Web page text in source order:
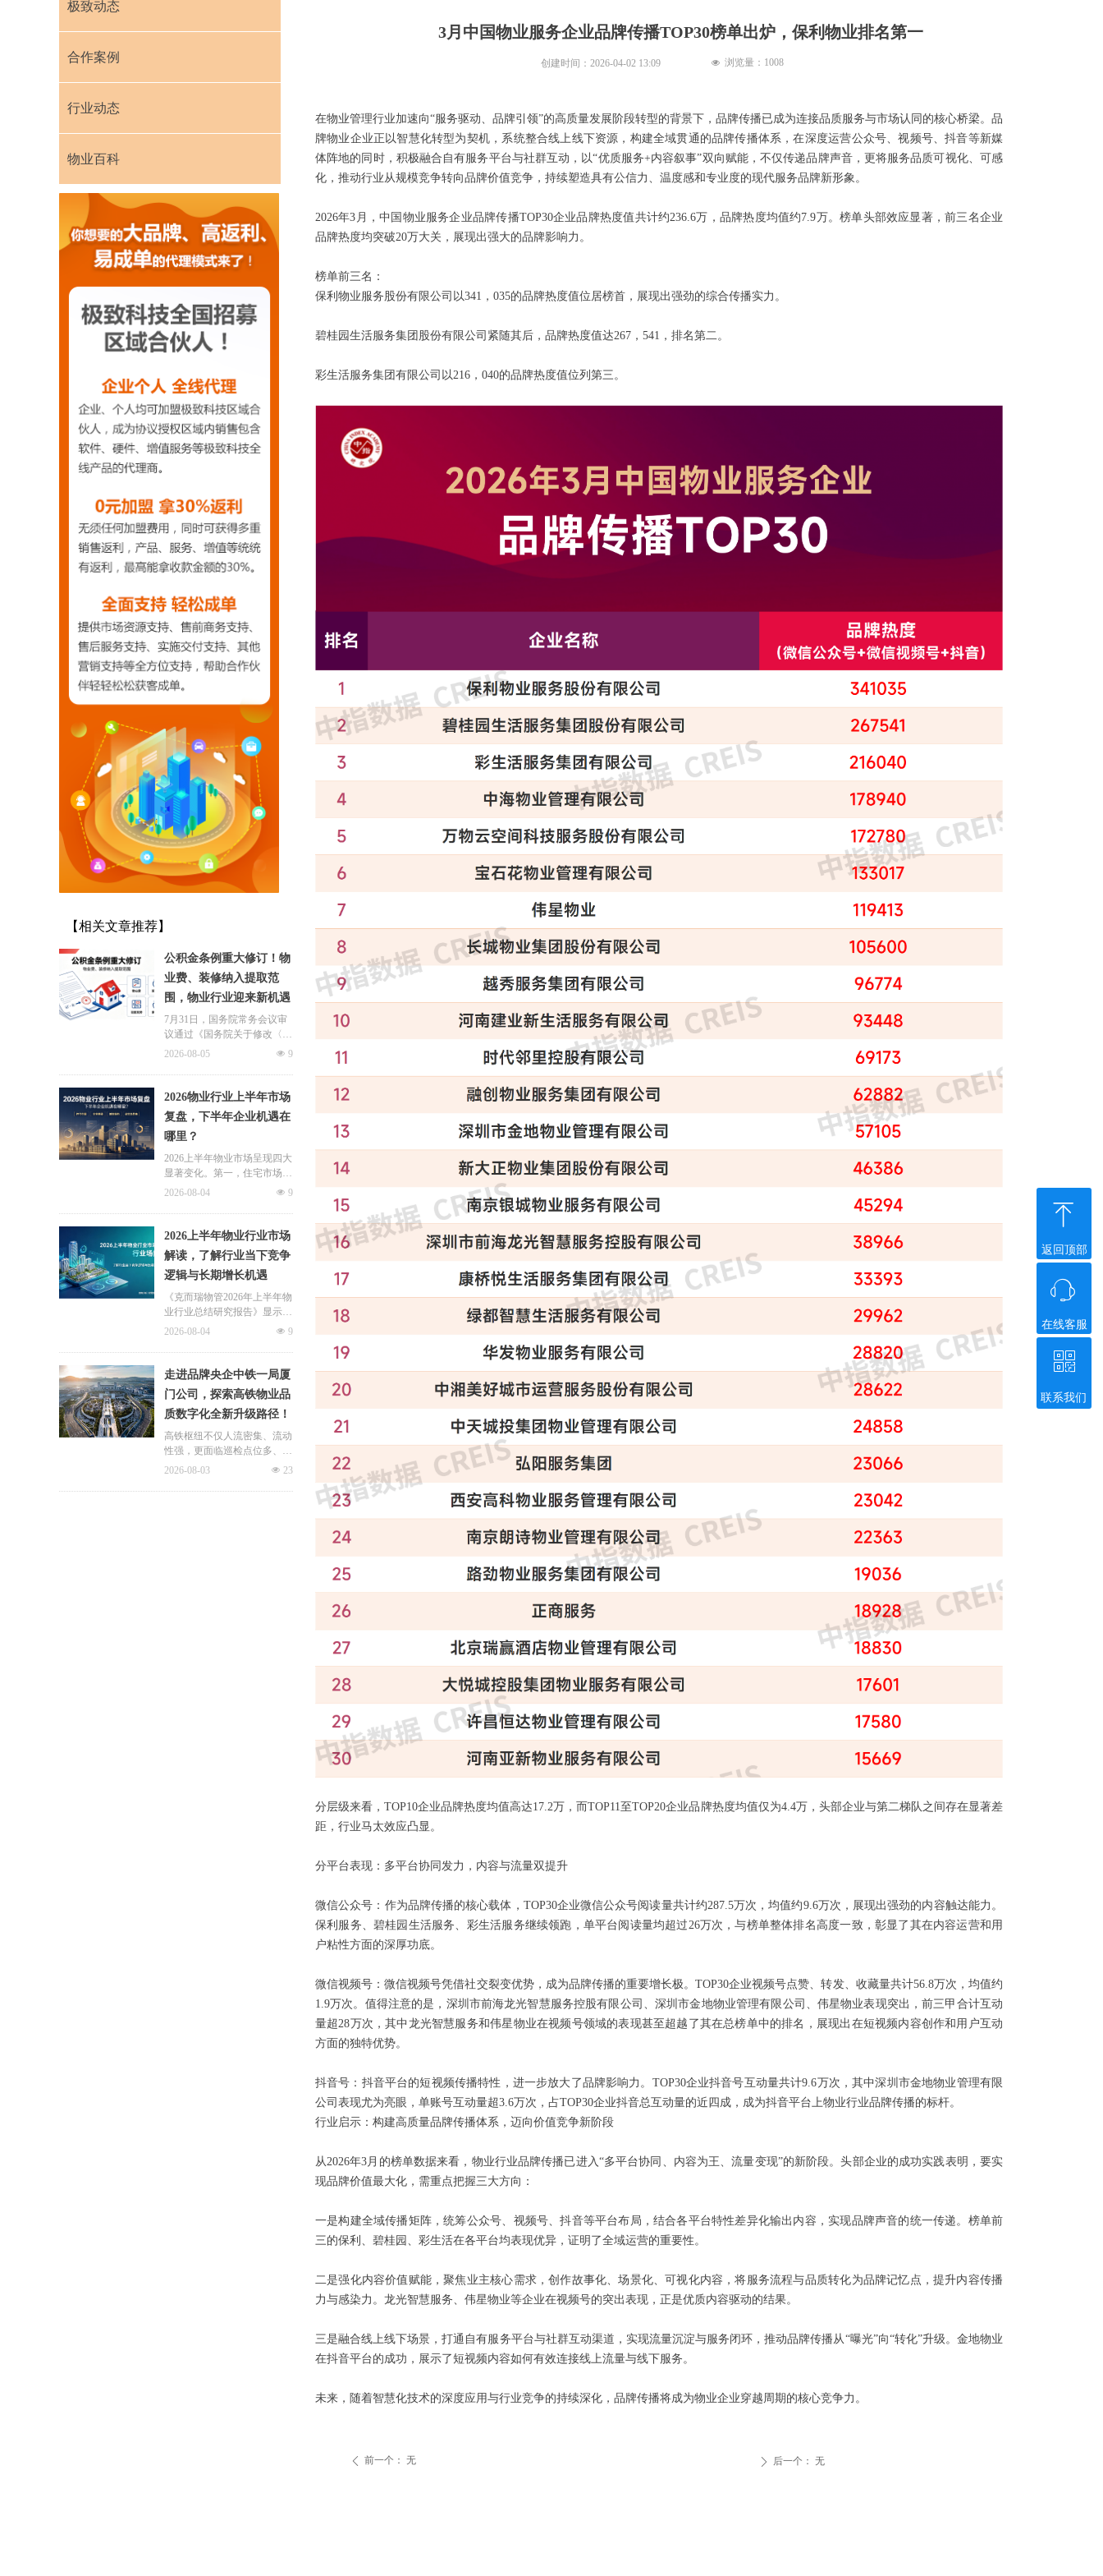
3月中国物业服务企业品牌传播TOP30榜单出炉，保利物业排名第一
在物业管理行业加速向“服务驱动、品牌引领”的高质量发展阶段转型的背景下，品牌传播已成为连接品质服务与市场认同的核心桥梁。品
牌物业企业正以智慧化转型为契机，系统整合线上线下资源，构建全域贯通的品牌传播体系，在深度运营公众号、视频号、抖音等新媒
体阵地的同时，积极融合自有服务平台与社群互动，以“优质服务+内容叙事”双向赋能，不仅传递品牌声音，更将服务品质可视化、可感
化，推动行业从规模竞争转向品牌价值竞争，持续塑造具有公信力、温度感和专业度的现代服务品牌新形象。
2026年3月，中国物业服务企业品牌传播TOP30企业品牌热度值共计约236.6万，品牌热度均值约7.9万。榜单头部效应显著，前三名企业
品牌热度均突破20万大关，展现出强大的品牌影响力。
榜单前三名：
保利物业服务股份有限公司以341，035的品牌热度值位居榜首，展现出强劲的综合传播实力。
碧桂园生活服务集团股份有限公司紧随其后，品牌热度值达267，541，排名第二。
彩生活服务集团有限公司以216，040的品牌热度值位列第三。
分层级来看，TOP10企业品牌热度均值高达17.2万，而TOP11至TOP20企业品牌热度均值仅为4.4万，头部企业与第二梯队之间存在显著差
距，行业马太效应凸显。
分平台表现：多平台协同发力，内容与流量双提升
微信公众号：作为品牌传播的核心载体，TOP30企业微信公众号阅读量共计约287.5万次，均值约9.6万次，展现出强劲的内容触达能力。
保利服务、碧桂园生活服务、彩生活服务继续领跑，单平台阅读量均超过26万次，与榜单整体排名高度一致，彰显了其在内容运营和用
户粘性方面的深厚功底。
微信视频号：微信视频号凭借社交裂变优势，成为品牌传播的重要增长极。TOP30企业视频号点赞、转发、收藏量共计56.8万次，均值约
1.9万次。值得注意的是，深圳市前海龙光智慧服务控股有限公司、深圳市金地物业管理有限公司、伟星物业表现突出，前三甲合计互动
量超28万次，其中龙光智慧服务和伟星物业在视频号领域的表现甚至超越了其在总榜单中的排名，展现出在短视频内容创作和用户互动
方面的独特优势。
抖音号：抖音平台的短视频传播特性，进一步放大了品牌影响力。TOP30企业抖音号互动量共计9.6万次，其中深圳市金地物业管理有限
公司表现尤为亮眼，单账号互动量超3.6万次，占TOP30企业抖音总互动量的近四成，成为抖音平台上物业行业品牌传播的标杆。
行业启示：构建高质量品牌传播体系，迈向价值竞争新阶段
从2026年3月的榜单数据来看，物业行业品牌传播已进入“多平台协同、内容为王、流量变现”的新阶段。头部企业的成功实践表明，要实
现品牌价值最大化，需重点把握三大方向：
一是构建全域传播矩阵，统筹公众号、视频号、抖音等平台布局，结合各平台特性差异化输出内容，实现品牌声音的统一传递。榜单前
三的保利、碧桂园、彩生活在各平台均表现优异，证明了全域运营的重要性。
二是强化内容价值赋能，聚焦业主核心需求，创作故事化、场景化、可视化内容，将服务流程与品质转化为品牌记忆点，提升内容传播
力与感染力。龙光智慧服务、伟星物业等企业在视频号的突出表现，正是优质内容驱动的结果。
三是融合线上线下场景，打通自有服务平台与社群互动渠道，实现流量沉淀与服务闭环，推动品牌传播从“曝光”向“转化”升级。金地物业
在抖音平台的成功，展示了短视频内容如何有效连接线上流量与线下服务。
未来，随着智慧化技术的深度应用与行业竞争的持续深化，品牌传播将成为物业企业穿越周期的核心竞争力。
创建时间： 2026-04-02 13:09
ꄴ 前一个： 无 ꄲ 后一个： 无
极致动态
合作案例
行业动态
物业百科
넶 浏览量： 1008
【相关文章推荐】
公积金条例重大修订！物
业费、装修纳入提取范
围，物业行业迎来新机遇
7月31日，国务院常务会议审
议通过《国务院关于修改〈住
房公积金管理条例〉的决定
景迎来历史性扩容。提取情形
由原有6种拓展至9种，新增装
修自住住房、支付自住住房物
业费两大民生场景，同时设置
兜底条款支持其他合规住房消
费。这项顶层政策调整，不仅
惠及亿万缴存职工，也将深度
业。
넶 9
2026-08-05
2026物业行业上半年市场
复盘，下半年企业机遇在
哪里？
2026上半年物业市场呈现四大
显著变化。第一，住宅市场全
面进入存量化周期，老旧小区
零散老旧小区运营成本高、单
独经营难以盈利，连片整合、
片区化托管成为主流模式，政
企协同搭建长效运营机制，依
托社区增值服务反哺基础物业
服务，形成可持续经营闭环。
넶 9
2026-08-04
2026上半年物业行业市场
解读，了解行业当下竞争
逻辑与长期增长机遇
《克而瑞物管2026年上半年物
业行业总结研究报告》显示，
新房交付规模持续收缩，存量
最大课题。以上海为标杆，全
国超16座城市落地团购物业、
连片治理、政企协同新模式，
破解小区体量小、收费低、运
营亏损、无人接管难题。
넶 9
2026-08-04
走进品牌央企中铁一局厦
门公司，探索高铁物业品
质数字化全新升级路径！
高铁枢纽不仅人流密集、流动
性强，更面临巡检点位多、频
次高、覆盖广、标准严等多重
厦门公司的实际运营情况，为
넶 23
2026-08-03
在线客服
ꁱ
返回顶部
ꁸ
联系我们
ꀥ
微信二维码